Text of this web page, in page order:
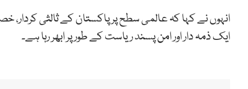
انہوں نے کہا کہ عالمی سطح پر پاکستان کے ثالثی کردار،
ایک ذمہ دار اور امن پسند ریاست کے طور پر ابھر رہا ہے۔